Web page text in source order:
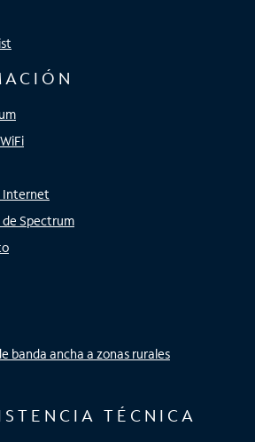
Internet
Spectrum
banda ancha a zonas rurales
TÉCNICA